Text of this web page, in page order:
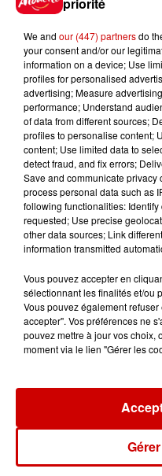
Le
pour
votre
de la...
vous !
We and our (447) partnersdo
your consent and/or our
information on a device; Use
profiles for personalised
advertising; Measure
performance; Understand
of data from different sources;
profiles to personalise content;
content; Use limited data to
detect fraud, and fix errors;
Save and communicate
process personal data such as
following functionalities:
requested; Use precise
other data sources; Link
information transmitted
Vous pouvez accepter en
sélectionnant les finalités et/ou
Vous pouvez également
accepter". Vos préférences ne
pouvez mettre à jour vos choix,
moment via le lien "Gérer les